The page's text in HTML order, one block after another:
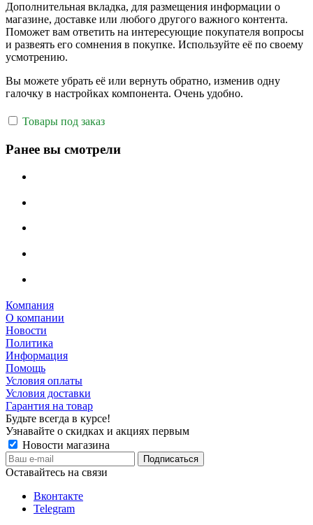
Дополнительная вкладка, для размещения информации о
магазине, доставке или любого другого важного контента.
Поможет вам ответить на интересующие покупателя вопросы
и развеять его сомнения в покупке. Используйте её по своему
усмотрению.
Вы можете убрать её или вернуть обратно, изменив одну
галочку в настройках компонента. Очень удобно.
Товары под заказ
Ранее вы смотрели
Компания
О компании
Новости
Политика
Информация
Помощь
Условия оплаты
Условия доставки
Гарантия на товар
Будьте всегда в курсе!
Узнавайте о скидках и акциях первым
Новости магазина
Оставайтесь на связи
Вконтакте
Telegram